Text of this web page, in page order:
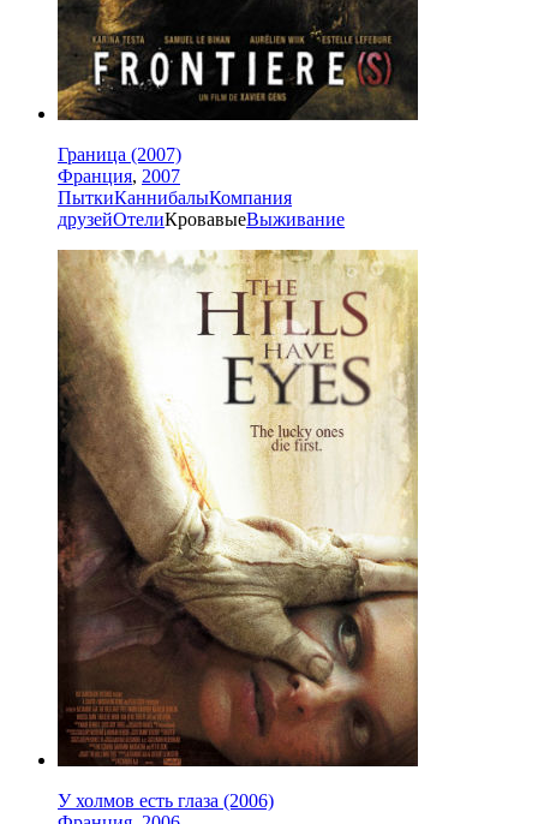
Граница (2007)
Франция, 2007
ПыткиКаннибалыКомпания
друзейОтелиКровавыеВыживание
У холмов есть глаза (2006)